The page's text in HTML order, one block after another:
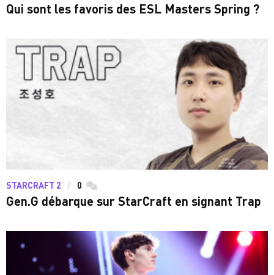
Qui sont les favoris des ESL Masters Spring ?
STARCRAFT 2 0 commentaires
Gen.G débarque sur StarCraft en signant Trap